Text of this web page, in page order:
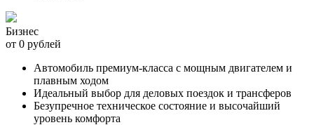
Бизнес
от 0 рублей
Автомобиль премиум-класса с мощным двигателем и
плавным ходом
Идеальный выбор для деловых поездок и трансферов
Безупречное техническое состояние и высочайший
уровень комфорта